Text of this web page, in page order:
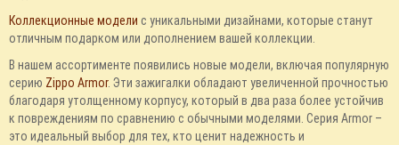
Коллекционные модели с уникальными дизайнами, которые станут
отличным подарком или дополнением вашей коллекции.
В нашем ассортименте появились новые модели, включая популярную
серию Zippo Armor. Эти зажигалки обладают увеличенной прочностью
благодаря утолщенному корпусу, который в два раза более устойчив
к повреждениям по сравнению с обычными моделями. Серия Armor –
это идеальный выбор для тех, кто ценит надежность и